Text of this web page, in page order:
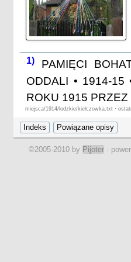
1)
PAMIĘCI
ODDALI • 1914-15
ROKU 1915
miejsca/1914/lodzkie/kielczowka.txt ·
©2005-2010 by Pijoter ·